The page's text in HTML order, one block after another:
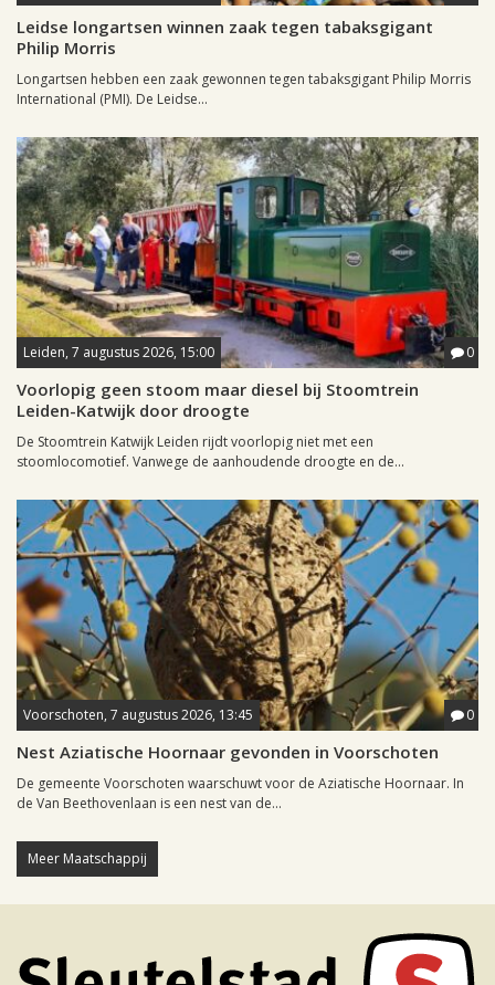
Leidse longartsen winnen zaak tegen tabaksgigant
Philip Morris
Longartsen hebben een zaak gewonnen tegen tabaksgigant Philip Morris
International (PMI). De Leidse...
Leiden, 7 augustus 2026, 15:00 0
Voorlopig geen stoom maar diesel bij Stoomtrein
Leiden-Katwijk door droogte
De Stoomtrein Katwijk Leiden rijdt voorlopig niet met een
stoomlocomotief. Vanwege de aanhoudende droogte en de...
Voorschoten, 7 augustus 2026, 13:45 0
Nest Aziatische Hoornaar gevonden in Voorschoten
De gemeente Voorschoten waarschuwt voor de Aziatische Hoornaar. In
de Van Beethovenlaan is een nest van de...
Meer Maatschappij